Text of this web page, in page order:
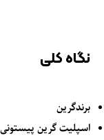
نگاه کلی
برندگرین
اسپلیت گرین پیستونی 24هزار